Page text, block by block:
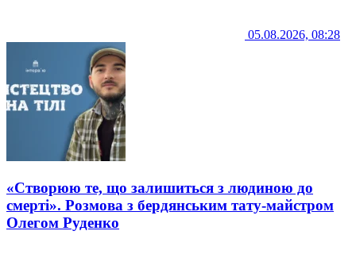
05.08.2026, 08:28
«Створюю те, що залишиться з людиною до
смерті». Розмова з бердянським тату-майстром
Олегом Руденко